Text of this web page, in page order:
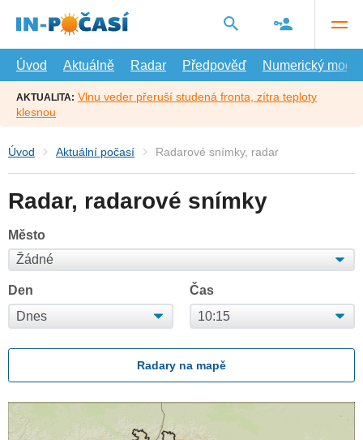
hlavní
Úvod
Aktuálně Radar Předpověď Numerický model
AKTUALITA: Vlnu veder přeruší studená fronta, zítra teploty
klesnou
Úvod Aktuální počasí Radarové snímky, radar
Radar, radarové snímky
Město
Den Čas
Radary na mapě